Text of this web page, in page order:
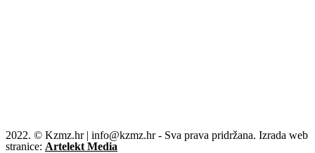
2022. © Kzmz.hr | info@kzmz.hr - Sva prava pridržana. Izrada web
stranice: Artelekt Media